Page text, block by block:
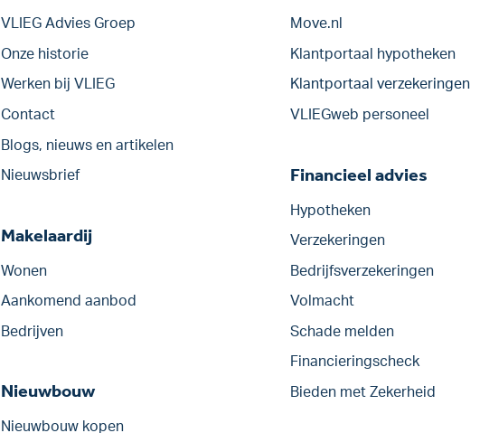
VLIEG Advies Groep
Onze historie
Werken bij VLIEG
Contact
Blogs, nieuws en artikelen
Nieuwsbrief
Makelaardij
Wonen
Aankomend aanbod
Bedrijven
Nieuwbouw
Nieuwbouw kopen
Move.nl
Klantportaal hypotheken
Klantportaal verzekeringen
VLIEGweb personeel
Financieel advies
Hypotheken
Verzekeringen
Bedrijfs­verzekeringen
Volmacht
Schade melden
Financieringscheck
Bieden met Zekerheid